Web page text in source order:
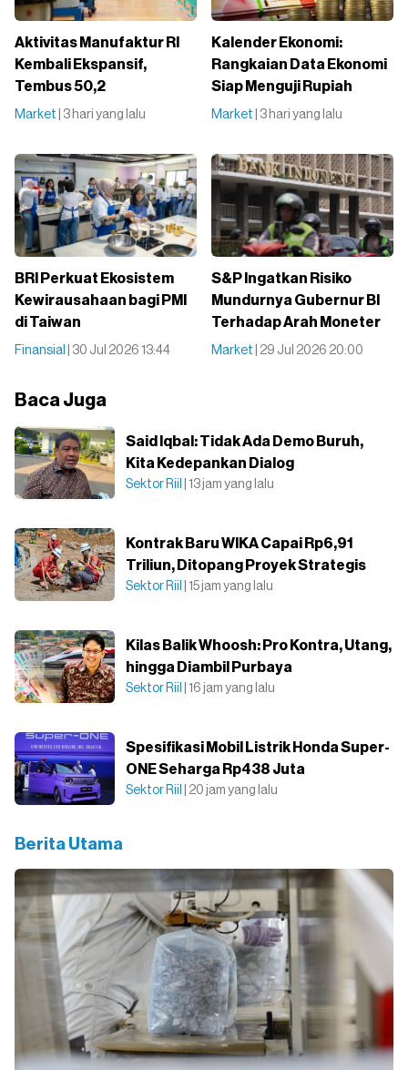
Aktivitas Manufaktur RI
Kembali Ekspansif,
Tembus 50,2
Market | 3 hari yang lalu
Kalender Ekonomi:
Rangkaian Data Ekonomi
Siap Menguji Rupiah
Market | 3 hari yang lalu
BRI Perkuat Ekosistem
Kewirausahaan bagi PMI
di Taiwan
Finansial | 30 Jul 2026 13:44
S&P Ingatkan Risiko
Mundurnya Gubernur BI
Terhadap Arah Moneter
Market | 29 Jul 2026 20:00
Baca Juga
Said Iqbal: Tidak Ada Demo Buruh,
Kita Kedepankan Dialog
Sektor Riil | 13 jam yang lalu
Kontrak Baru WIKA Capai Rp6,91
Triliun, Ditopang Proyek Strategis
Sektor Riil | 15 jam yang lalu
Kilas Balik Whoosh: Pro Kontra, Utang,
hingga Diambil Purbaya
Sektor Riil | 16 jam yang lalu
Spesifikasi Mobil Listrik Honda Super-
ONE Seharga Rp438 Juta
Sektor Riil | 20 jam yang lalu
Berita Utama